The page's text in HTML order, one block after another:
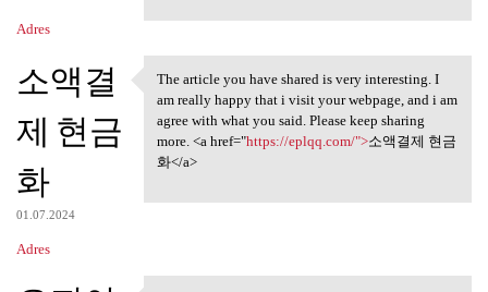
Adres
소액결
제 현금
화
01.07.2024
Adres
The article you have shared
The article you have shared is very interesting. I
am really happy that i visit your webpage, and i am
agree with what you said. Please keep sharing
more. <a href="https://eplqq.com/">소액결제 현금
화</a>